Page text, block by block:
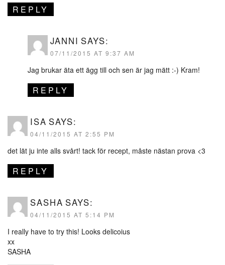
REPLY
JANNI SAYS:
07/11/2015 AT 9:37 AM
Jag brukar äta ett ägg till och sen är jag mätt :-) Kram!
REPLY
ISA SAYS:
04/11/2015 AT 2:55 PM
det lät ju inte alls svårt! tack för recept, måste nästan prova <3
REPLY
SASHA SAYS:
04/11/2015 AT 5:14 PM
I really have to try this! Looks delicoius
xx
SASHA